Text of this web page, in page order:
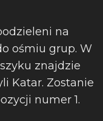
na
ośmiu grup. W
znajdzie
Katar. Zostanie
numer 1.